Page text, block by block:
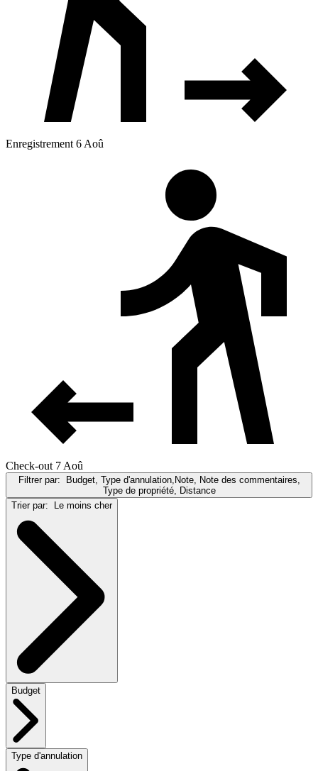
Enregistrement 6 Aoû
Check-out 7 Aoû
Filtrer par:
Budget, Type d'annulation,Note, Note des commentaires,
Type de propriété, Distance
Trier par:
Le moins cher
Budget
Type d'annulation